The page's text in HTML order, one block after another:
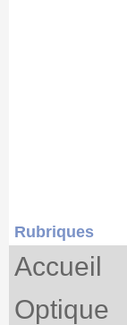
Rubriques
Accueil
Optique